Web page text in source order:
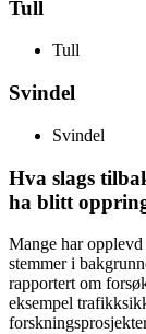
Tull
Tull
Svindel
Svindel
Hva slags
ha blitt
Mange har opplevd
stemmer i
rapportert om
eksempel